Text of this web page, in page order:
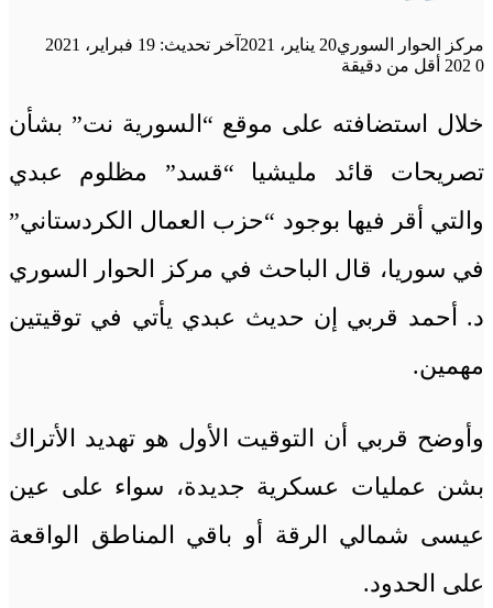
مركز الحوار السوري20 يناير، 2021
آخر تحديث: 19 فبراير، 2021
0
أقل من دقيقة
خلال استضافته على موقع “السورية نت” بشأن
تصريحات قائد مليشيا “قسد” مظلوم عبدي
والتي أقر فيها بوجود “حزب العمال الكردستاني”
في سوريا، قال الباحث في مركز الحوار السوري
د. أحمد قربي إن حديث عبدي يأتي في توقيتين
مهمين.
وأوضح قربي أن التوقيت الأول هو تهديد الأتراك
بشن عمليات عسكرية جديدة، سواء على عين
عيسى شمالي الرقة أو باقي المناطق الواقعة
على الحدود.